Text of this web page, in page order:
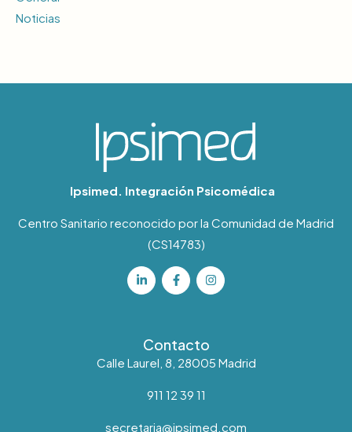
Noticias
Ipsimed. Integración Psicomédica
Centro Sanitario reconocido por la Comunidad de Madrid
(CS14783)
Contacto
Calle Laurel, 8, 28005 Madrid
911 12 39 11
secretaria@ipsimed.com